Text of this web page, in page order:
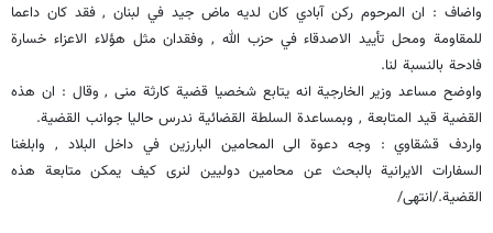
واضاف : ان المرحوم ركن آبادي كان لديه ماض جيد في لبنان , فقد كان داعما
للمقاومة ومحل تأييد الاصدقاء في حزب الله , وفقدان مثل هؤلاء الاعزاء خسارة
فادحة بالنسبة لنا.
واوضح مساعد وزير الخارجية انه يتابع شخصيا قضية كارثة منى , وقال : ان هذه
القضية قيد المتابعة , وبمساعدة السلطة القضائية ندرس حاليا جوانب القضية.
واردف قشقاوي : وجه دعوة الى المحامين البارزين في داخل البلاد , وابلغنا
السفارات الايرانية بالبحث عن محامين دوليين لنرى كيف يمكن متابعة هذه
القضية./انتهى/